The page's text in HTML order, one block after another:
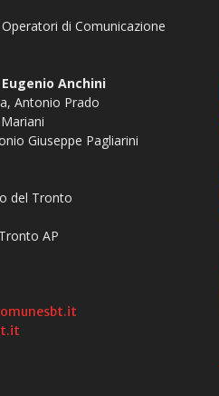
di Comunicazione
Anchini
Antonio Prado
Giuseppe Pagliarini
del Tronto
AP